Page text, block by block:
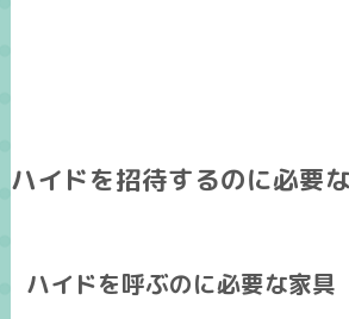
ハイドを招待するのに必要
ハイドを呼ぶのに必要な家具